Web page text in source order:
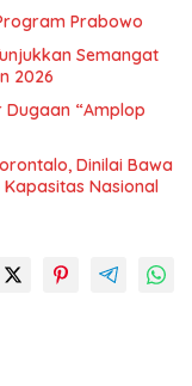
Prabowo
Semangat
2026
Dugaan “Amplop
Dinilai Bawa
Nasional